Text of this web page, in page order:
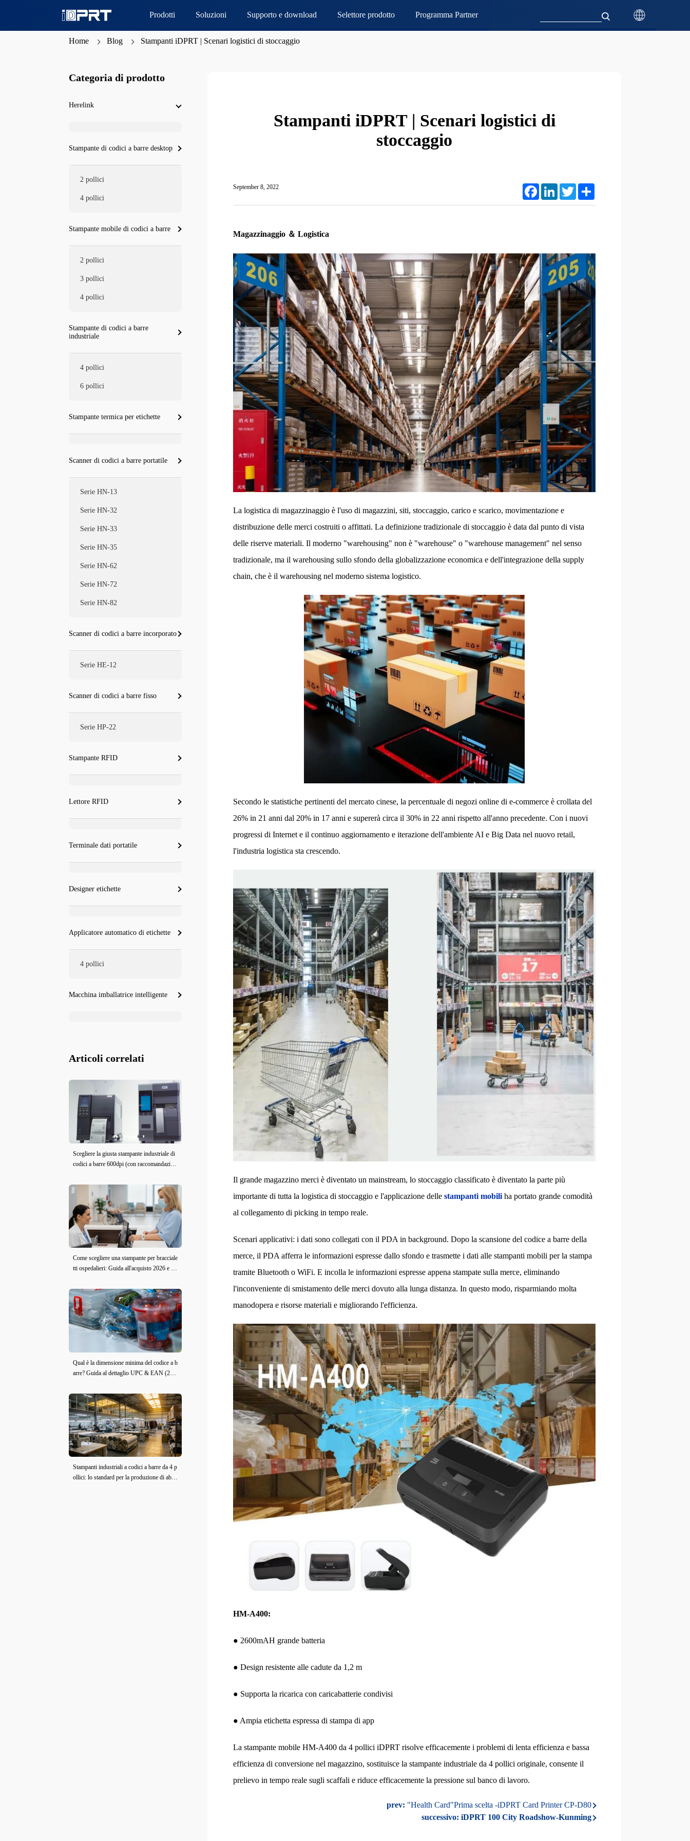
Prodotti Soluzioni Supporto e download Selettore prodotto Programma Partner
Home Blog Stampanti iDPRT | Scenari logistici di stoccaggio
Stampanti iDPRT | Scenari logistici di
stoccaggio
September 8, 2022 FacebookLinkedIn Twitter
Magazzinaggio ＆ Logistica
La logistica di magazzinaggio è l'uso di magazzini, siti, stoccaggio, carico e scarico, movimentazione e
distribuzione delle merci costruiti o affittati. La definizione tradizionale di stoccaggio è data dal punto di vista
delle riserve materiali. Il moderno "warehousing" non è "warehouse" o "warehouse management" nel senso
tradizionale, ma il warehousing sullo sfondo della globalizzazione economica e dell'integrazione della supply
chain, che è il warehousing nel moderno sistema logistico.
Secondo le statistiche pertinenti del mercato cinese, la percentuale di negozi online di e-commerce è crollata del
26% in 21 anni dal 20% in 17 anni e supererà circa il 30% in 22 anni rispetto all'anno precedente. Con i nuovi
progressi di Internet e il continuo aggiornamento e iterazione dell'ambiente AI e Big Data nel nuovo retail,
l'industria logistica sta crescendo.
Il grande magazzino merci è diventato un mainstream, lo stoccaggio classificato è diventato la parte più
importante di tutta la logistica di stoccaggio e l'applicazione dellestampanti mobili ha portato grande comodità
al collegamento di picking in tempo reale.
Scenari applicativi: i dati sono collegati con il PDA in background. Dopo la scansione del codice a barre della
merce, il PDA afferra le informazioni espresse dallo sfondo e trasmette i dati alle stampanti mobili per la stampa
tramite Bluetooth o WiFi. E incolla le informazioni espresse appena stampate sulla merce, eliminando
l'inconveniente di smistamento delle merci dovuto alla lunga distanza. In questo modo, risparmiando molta
manodopera e risorse materiali e migliorando l'efficienza.
HM-A400:
● 2600mAH grande batteria
● Design resistente alle cadute da 1,2 m
● Supporta la ricarica con caricabatterie condivisi
● Ampia etichetta espressa di stampa di app
La stampante mobile HM-A400 da 4 pollici iDPRT risolve efficacemente i problemi di lenta efficienza e bassa
efficienza di conversione nel magazzino, sostituisce la stampante industriale da 4 pollici originale, consente il
prelievo in tempo reale sugli scaffali e riduce efficacemente la pressione sul banco di lavoro.
prev: "Health Card"Prima scelta -iDPRT Card Printer CP-D80
successivo: iDPRT 100 City Roadshow-Kunming
Categoria di prodotto
Herelink
Stampante di codici a barre desktop
2 pollici
4 pollici
Stampante mobile di codici a barre
2 pollici
3 pollici
4 pollici
Stampante di codici a barre
industriale
4 pollici
6 pollici
Stampante termica per etichette
Scanner di codici a barre portatile
Serie HN-13
Serie HN-32
Serie HN-33
Serie HN-35
Serie HN-62
Serie HN-72
Serie HN-82
Scanner di codici a barre incorporato
Serie HE-12
Scanner di codici a barre fisso
Serie HP-22
Stampante RFID
Lettore RFID
Terminale dati portatile
Designer etichette
Applicatore automatico di etichette
4 pollici
Macchina imballatrice intelligente
Articoli correlati
Scegliere la giusta stampante industriale di
codici a barre 600dpi (con raccomandazion
Come scegliere una stampante per bracciale
tti ospedalieri: Guida all'acquisto 2026 e re
Qual è la dimensione minima del codice a b
arre? Guida al dettaglio UPC & EAN (202
Stampanti industriali a codici a barre da 4 p
ollici: lo standard per la produzione di abbi